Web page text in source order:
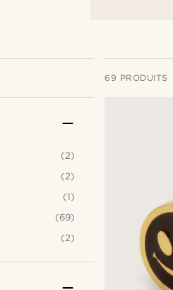
69 PRODUITS
(2)
(2)
(1)
(69)
(2)